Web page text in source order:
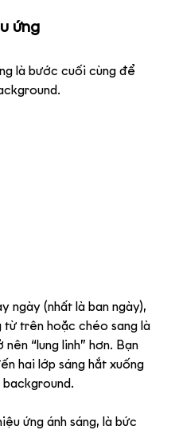
ứng
là bước cuối cùng để
ngày (nhất là ban ngày),
từ trên hoặc chéo sang là
“lung linh” hơn. Bạn
hai lớp sáng hắt xuống
ứng ánh sáng, là bức